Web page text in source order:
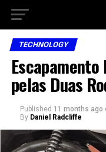
TECHNOLOGY
Escapamento
pelas Duas
Published 11 months ago
By Daniel Radcliffe